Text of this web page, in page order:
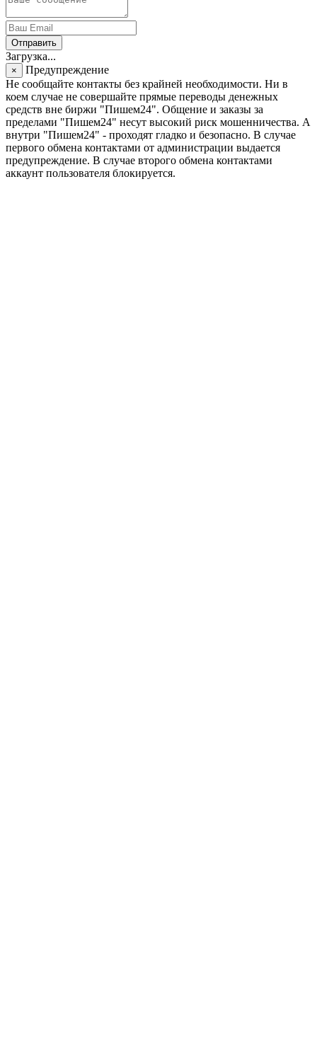
Отправить
Загрузка...
×
Предупреждение
Не сообщайте контакты без крайней необходимости. Ни в
коем случае не совершайте прямые переводы денежных
средств вне биржи "Пишем24". Общение и заказы за
пределами "Пишем24" несут высокий риск мошенничества. А
внутри "Пишем24" - проходят гладко и безопасно. В случае
первого обмена контактами от администрации выдается
предупреждение. В случае второго обмена контактами
аккаунт пользователя блокируется.